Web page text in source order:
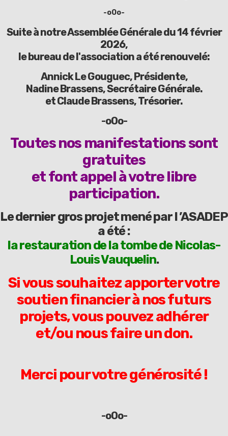
-oOo-
Suite à notre Assemblée Générale du 14 février
2026,
le bureau de l'association a été renouvelé:
Annick Le Gouguec, Présidente,
Nadine Brassens, Secrétaire Générale.
et Claude Brassens, Trésorier.
-oOo-
Toutes nos manifestations sont
gratuites
et font appel à votre libre
participation.
Le dernier gros projet mené par l ’ASADEP
a été :
la restauration de la tombe de Nicolas-
Louis Vauquelin.
Si vous souhaitez apporter votre
soutien financier à nos futurs
projets, vous pouvez adhérer
et/ou nous faire un don.
Merci pour votre générosité !
-oOo-